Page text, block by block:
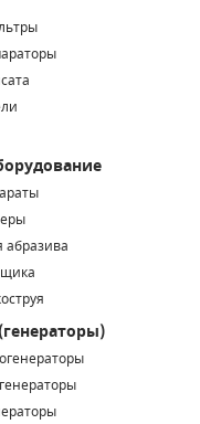
абразива
ДАВЛЕНИЯ
(РВД)